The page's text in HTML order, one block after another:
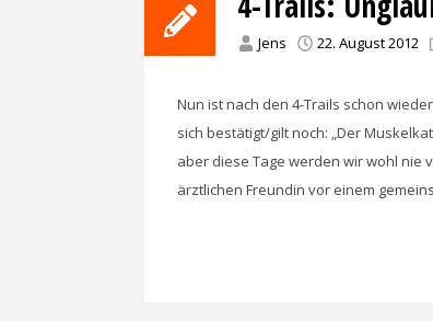
Jens 22. August 2012
Nun ist nach den 4-Trails schon
sich bestätigt/gilt noch: „Der
aber diese Tage werden wir wohl nie
ärztlichen Freundin vor einem